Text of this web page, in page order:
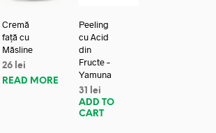
Cremă
față cu
Măsline
26 lei
READ MORE
Peeling
cu Acid
din
Fructe –
Yamuna
31
lei
ADD TO
CART